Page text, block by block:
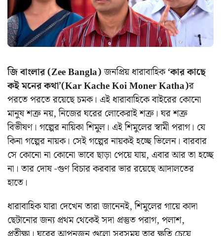
জি বাংলার (Zee Bangla)জনপ্রিয় ধারাবাহিক‘কার কাছে
কই মনের কথা’(Kar Kache Koi Moner Katha)র
পরতে পরতে রয়েছে চমক। এই ধারাবাহিকে বাইরের কোনো
মানুষ শত্রু নয়, নিজের ঘরের লোকেরাই শত্রু। ঘর শত্রু
বিভীষণ। গল্পের নায়িকা শিমুল। এই শিমুলের স্বামী পরাগ। যে
কিনা গল্পের নায়ক। সেই গল্পের নায়কই হচ্ছে ভিলেন। বারবার
সে কোনো না কোনো ভাবে ছাড়া পেয়ে যায়, এবার আর তা হচ্ছে
না। তার দোষ -গুণ বিচার করবার ভার রয়েছে আদালতের
হাতে।
ধারাবাহিক যারা দেখেন তারা জানেনই, শিমুলের গায়ে কাদা
ছেটানোর জন্য প্রথম থেকেই সদা প্রস্তুত পরাগ, পলাশ,